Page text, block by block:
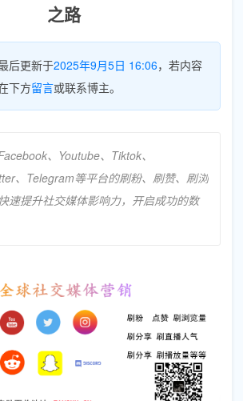
之路
后更新于2025年9月5日 16:06，若内容
下方留言或联系博主。
、Youtube、Tiktok、
、Telegram等平台的刷粉、刷赞、刷浏
速提升社交媒体影响力，开启成功的数